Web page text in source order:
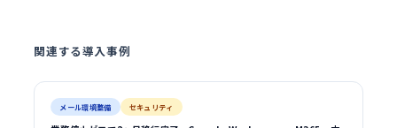
関連する導入事例
メール環境整備 セキュリティ